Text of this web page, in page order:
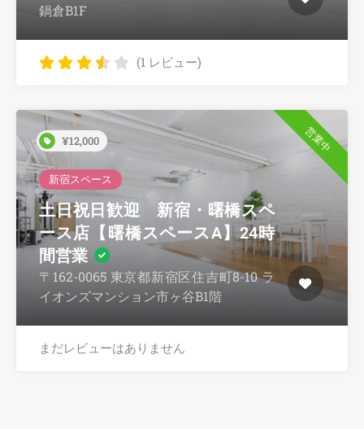
鍋倉B1F
(1 レビュー)
¥12,000 営業中
新宿スペース
土日祝日歓迎 新宿・曙橋スペ
ース店【曙橋スペースA】24時
間営業
〒162-0065 東京都新宿区住吉町8-10 ラ
イオンズマンション市ヶ谷B1階
まだレビューはありません